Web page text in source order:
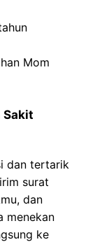
Mom
Sakit
dan tertarik
surat
dan
menekan
ke